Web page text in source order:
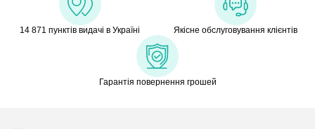
14 871 пунктів видачі в Україні Якісне обслуговування клієнтів
Гарантія повернення грошей